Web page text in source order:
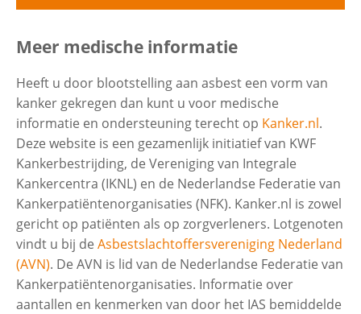
Contactgegevens
Zoeken
Ziek door asbest
Mesothelioom (Asbestkanker)
Asbestose
Longkanker
Pleuraverdikking/Pleuraplaques
Asbestpleuritis
Meer medische informatie
Heeft u door blootstelling aan asbest een vorm van
kanker gekregen dan kunt u voor medische
informatie en ondersteuning terecht op Kanker.nl.
Deze website is een gezamenlijk initiatief van KWF
Kankerbestrijding, de Vereniging van Integrale
Kankercentra (IKNL) en de Nederlandse Federatie van
Kankerpatiëntenorganisaties (NFK). Kanker.nl is zowel
gericht op patiënten als op zorgverleners. Lotgenoten
vindt u bij de Asbestslachtoffersvereniging Nederland
(AVN). De AVN is lid van de Nederlandse Federatie van
Kankerpatiëntenorganisaties. Informatie over
aantallen en kenmerken van door het IAS bemiddelde